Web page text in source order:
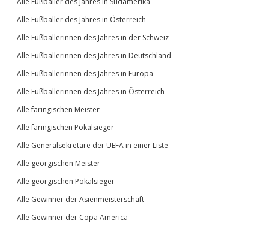
Alle Fußballer des Jahres in Österreich
Alle Fußballerinnen des Jahres in der Schweiz
Alle Fußballerinnen des Jahres in Deutschland
Alle Fußballerinnen des Jahres in Europa
Alle Fußballerinnen des Jahres in Österreich
Alle färingischen Meister
Alle färingischen Pokalsieger
Alle Generalsekretäre der UEFA in einer Liste
Alle georgischen Meister
Alle georgischen Pokalsieger
Alle Gewinner der Asienmeisterschaft
Alle Gewinner der Copa America